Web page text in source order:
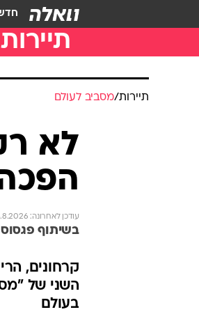
תיירות
תיירות/מסביב לעולם
לא
עודכן לאחרונה: 5.8.2026 / 11:56
בשיתוף פגסוס
קרחונים,
השני של
בעולם